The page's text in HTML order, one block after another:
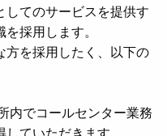
してのサービスを提供す
採用します。
方を採用したく、以下の
内でコールセンター業務